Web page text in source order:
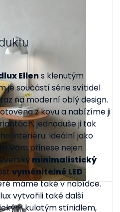
Ellens klenutým
je součástí série svítidel
na moderní oblý design.
z kovu a nabízíme ji
jednoduše ji tak
interiéru. Ideální jako
Vám přinese nejen
minimalistický
vyměnitelné LED
máme také v nabídce.
vytvořili také další
kulatým stínidlem,